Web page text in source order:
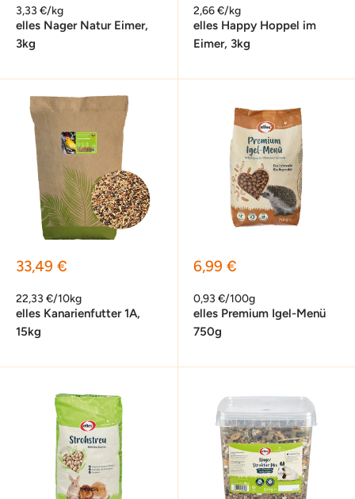
3,33 €/kg
elles Nager Natur Eimer,
3kg
2,66 €/kg
elles Happy Hoppel im
Eimer, 3kg
Sonderpreis
33,49 €
22,33 €/10kg
elles Kanarienfutter 1A,
15kg
Sonderpreis
6,99 €
0,93 €/100g
elles Premium Igel-Menü
750g